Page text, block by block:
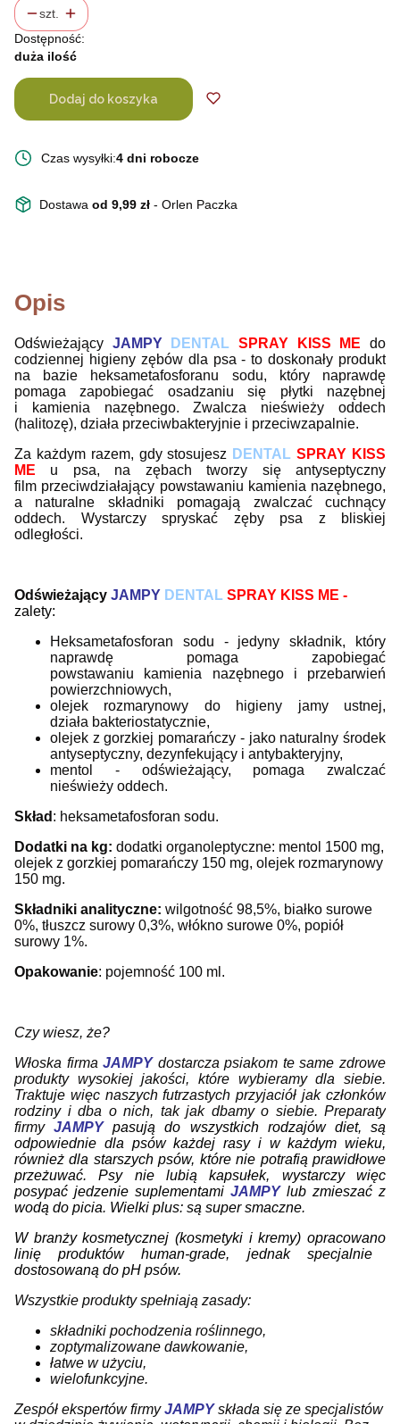
szt.
Dostępność:
duża ilość
Dodaj do koszyka
Czas wysyłki:4 dni robocze
Dostawa od 9,99 zł - Orlen Paczka
Opis
Odświeżający JAMPY DENTAL SPRAY KISS MEdo
codziennej higieny zębów dla psa - to doskonały produkt
na bazie heksametafosforanu sodu, który naprawdę
pomaga zapobiegać osadzaniu się płytki nazębnej
i kamienia nazębnego. Zwalcza nieświeży oddech
(halitozę), działa przeciwbakteryjnie i przeciwzapalnie.
Za każdym razem, gdy stosujesz DENTAL SPRAY KISS
ME u psa, na zębach tworzy się antyseptyczny
film przeciwdziałający powstawaniu kamienia nazębnego,
a naturalne składniki pomagają zwalczać cuchnący
oddech. Wystarczy spryskać zęby psa z bliskiej
odległości.
Odświeżający JAMPY DENTAL SPRAY KISS ME -
zalety:
Heksametafosforan sodu - jedyny składnik, który
naprawdę pomaga zapobiegać
powstawaniu kamienia nazębnego i przebarwień
powierzchniowych,
olejek rozmarynowy do higieny jamy ustnej,
działa bakteriostatycznie,
olejek z gorzkiej pomarańczy - jako naturalny środek
antyseptyczny, dezynfekujący i antybakteryjny,
mentol - odświeżający, pomaga zwalczać
nieświeży oddech.
Skład : heksametafosforan sodu.
Dodatki na kg: dodatki organoleptyczne: mentol 1500 mg,
olejek z gorzkiej pomarańczy 150 mg, olejek rozmarynowy
150 mg.
Składniki analityczne: wilgotność 98,5%, białko surowe
0%, tłuszcz surowy 0,3%, włókno surowe 0%, popiół
surowy 1%.
Opakowanie: pojemność 100 ml.
Czy wiesz, że?
Włoska firmaJAMPY dostarcza psiakom te same zdrowe
produkty wysokiej jakości, które wybieramy dla siebie.
Traktuje więc naszych futrzastych przyjaciół jak członków
rodziny i dba o nich, tak jak dbamy o siebie. Preparaty
firmyJAMPYpasują do wszystkich rodzajów diet, są
odpowiednie dla psów każdej rasy i w każdym wieku,
również dla starszych psów, które nie potrafią prawidłowe
przeżuwać. Psy nie lubią kapsułek, wystarczy więc
posypać jedzenie suplementami JAMPY lub zmieszać z
wodą do picia. Wielki plus: są super smaczne.
W branży kosmetycznej (kosmetyki i kremy) opracowano
linię produktów human-grade, jednak specjalnie
dostosowaną do pH psów.
Wszystkie produkty spełniają zasady:
składniki pochodzenia roślinnego,
zoptymalizowane dawkowanie,
łatwe w użyciu,
wielofunkcyjne.
Zespół ekspertów firmyJAMPY składa się ze specjalistów